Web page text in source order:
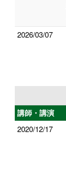
2026/03/07
講師・講演
2020/12/17